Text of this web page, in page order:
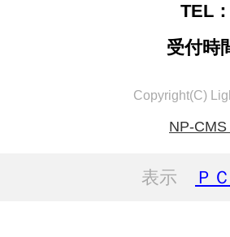
TEL
受付時
Copyright(C)
NP-
表示 ＰＣ